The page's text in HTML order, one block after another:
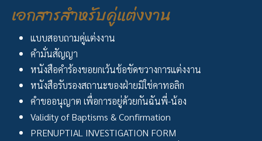
เอกสารสำหรับคู่แต่งงาน
แบบสอบถามคู่แต่งงาน
คำมั่นสัญญา
หนังสือคำร้องขอยกเว้นข้อขัดขวางการแต่งงาน
หนังสือรับรองสถานะของฝ่ายมิใช่คาทอลิก
คำขออนุญาต เพื่อการอยู่ด้วยกันฉันพี่-น้อง
Validity of Baptisms & Confirmation
PRENUPTIAL INVESTIGATION FORM